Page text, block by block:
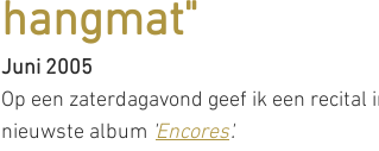
hangmat"
Juni 2005
Op een zaterdagavond geef ik een recital
nieuwste album Encores'.